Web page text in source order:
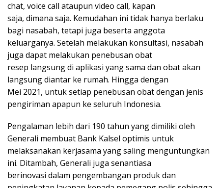
chat, voice call ataupun video call, kapan
saja, dimana saja. Kemudahan ini tidak hanya berlaku
bagi nasabah, tetapi juga beserta anggota
keluarganya. Setelah melakukan konsultasi, nasabah
juga dapat melakukan penebusan obat
resep langsung di aplikasi yang sama dan obat akan
langsung diantar ke rumah. Hingga dengan
Mei 2021, untuk setiap penebusan obat dengan jenis
pengiriman apapun ke seluruh Indonesia.
Pengalaman lebih dari 190 tahun yang dimiliki oleh
Generali membuat Bank Kalsel optimis untuk
melaksanakan kerjasama yang saling menguntungkan
ini. Ditambah, Generali juga senantiasa
berinovasi dalam pengembangan produk dan